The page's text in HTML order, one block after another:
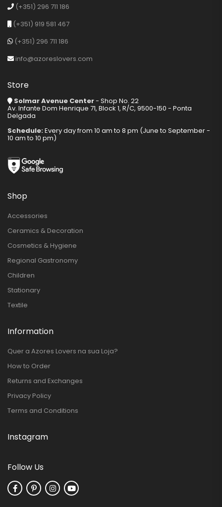
(+351) 296 711 186
(+351) 919 581 467
(+351) 296 711 186
info@azoreslovers.com
Store
Solmar Avenue Center- Shop No. 22
Av. Infante Dom Henrique 71, Block 1, R/C, 9500-150 - Ponta
Delgada
Schedule:Every day from 10 am to 8 pm (June to September -
10 am to 10 pm)
Shop
Accessories
Ceramics & Decoration
Cosmetics & Hygiene
Regional Gastronomy
Children
Stationary
Textile
Information
Quer a Azores Lovers na sua Loja?
How to Order
Returns and Exchanges
Privacy Policy
Terms and Conditions
Instagram
Follow Us